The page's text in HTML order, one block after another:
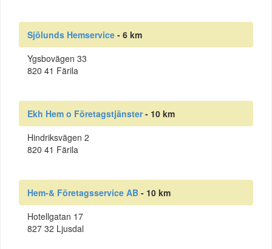
Sjölunds Hemservice - 6 km
Ygsbovägen 33
820 41 Färila
Ekh Hem o Företagstjänster- 10 km
Hindriksvägen 2
820 41 Färila
Hem-& Företagsservice AB - 10 km
Hotellgatan 17
827 32 Ljusdal